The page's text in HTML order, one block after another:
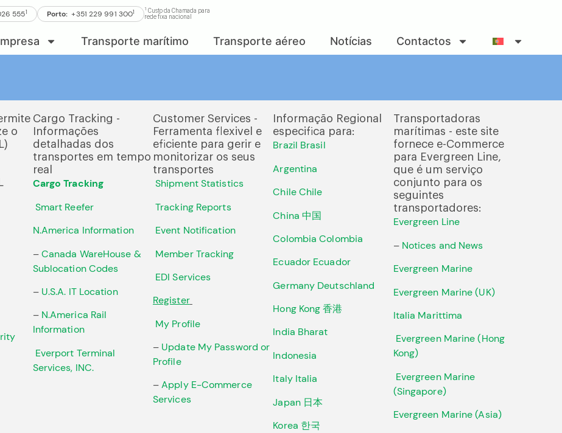
5551 Porto: +351 229 991 3001 1 Custo da Chamada para
rede fixa nacional
Transporte marítimo Transporte aéreo Notícias Contactos
o
Cargo Tracking -
Informações
detalhadas dos
transportes em tempo
real
Cargo Tracking
Smart Reefer
N.America Information
–Canada WareHouse &
Sublocation Codes
– U.S.A. IT Location
– N.America Rail
Information
Everport Terminal
Services, INC.
Customer Services -
Ferramenta flexivel e
eficiente para gerir e
monitorizar os seus
transportes
Shipment Statistics
Tracking Reports
Event Notification
Member Tracking
EDI Services
Register
My Profile
– Update My Password or
Profile
–Apply E-Commerce
Services
Informação Regional
especifica para:
Brazil Brasil
Argentina
Chile Chile
China 中国
Colombia Colombia
Ecuador Ecuador
Germany Deutschland
Hong Kong 香港
India Bharat
Indonesia
Italy Italia
Japan 日本
Korea 한국
Transportadoras
marítimas - este site
fornece e-Commerce
para Evergreen Line,
que é um serviço
conjunto para os
seguintes
transportadores:
Evergreen Line
– Notices and News
Evergreen Marine
Evergreen Marine (UK)
Italia Marittima
Evergreen Marine (Hong
Kong)
Evergreen Marine
(Singapore)
Evergreen Marine (Asia)